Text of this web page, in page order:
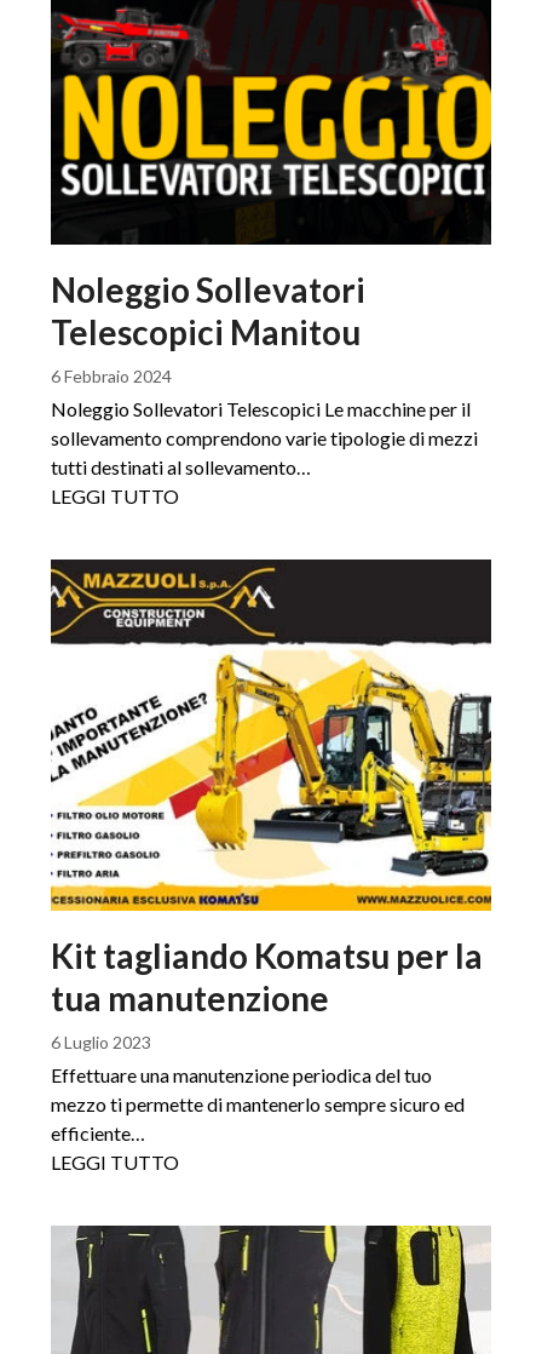
Noleggio Sollevatori
Telescopici Manitou
6 Febbraio 2024
Noleggio Sollevatori Telescopici Le macchine per il
sollevamento comprendono varie tipologie di mezzi
tutti destinati al sollevamento…
LEGGI TUTTO
Kit tagliando Komatsu per la
tua manutenzione
6 Luglio 2023
Effettuare una manutenzione periodica del tuo
mezzo ti permette di mantenerlo sempre sicuro ed
efficiente…
LEGGI TUTTO